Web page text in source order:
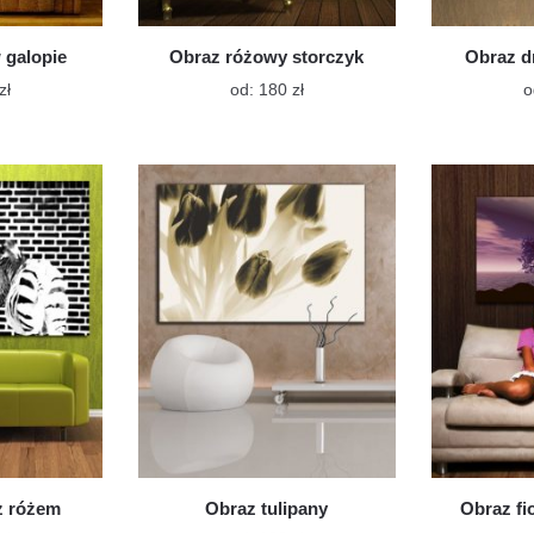
galopie
złTen
wiele
wariantów.
Opcje
można
wybrać
na
stronie
produktu
Obraz różowy storczyk
od: 180 złTen
wiele
wariantów.
Opcje
można
wybrać
stronie
produktu
Obraz
różem Obraz tulipany Obraz